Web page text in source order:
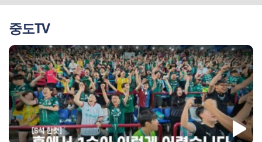
중도TV